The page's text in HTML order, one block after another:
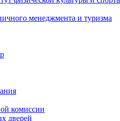
менеджмента и туризма
комиссии
дверей